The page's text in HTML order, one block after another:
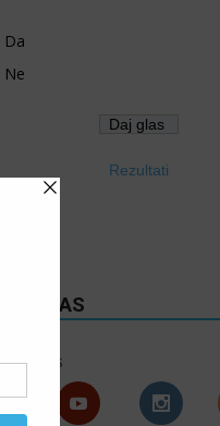
Da
Ne
Rezultati
NAS
Follows